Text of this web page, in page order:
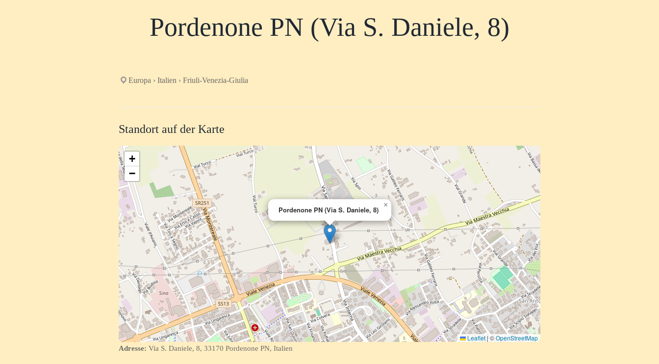
Pordenone PN (Via S. Daniele, 8)
Europa › Italien › Friuli-Venezia-Giulia
Standort auf der Karte
Pordenone PN (Via S. Daniele, 8)
×
+
−
Leaflet | ©OpenStreetMap
Adresse: Via S. Daniele, 8, 33170 Pordenone PN, Italien